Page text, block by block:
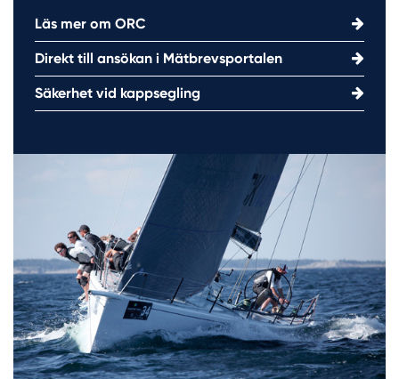
Läs mer om ORC
Direkt till ansökan i Mätbrevsportalen
Säkerhet vid kappsegling